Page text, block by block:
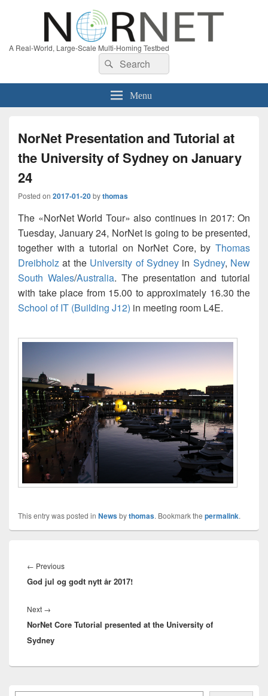
A Real-World, Large-Scale Multi-Homing Testbed
Search
for:
Search
Menu
NorNet Presentation and Tutorial at
the University of Sydney on January
24
Posted on 2017-01-20bythomas
The «NorNet World Tour» also continues in 2017: On
Tuesday, January 24, NorNet is going to be presented,
together with a tutorial on NorNet Core, by Thomas
Dreibholz at the University of Sydneyin Sydney, New
South Wales/Australia. The presentation and tutorial
with take place from 15.00 to approximately 16.30 the
School of IT (Building J12) in meeting room L4E.
This entry was posted in Newsbythomas. Bookmark the permalink.
← PreviousPrevious
post:
God jul og godt nytt år 2017!
Next →
post:
NorNet Core Tutorial presented at the University of
Sydney
Primary